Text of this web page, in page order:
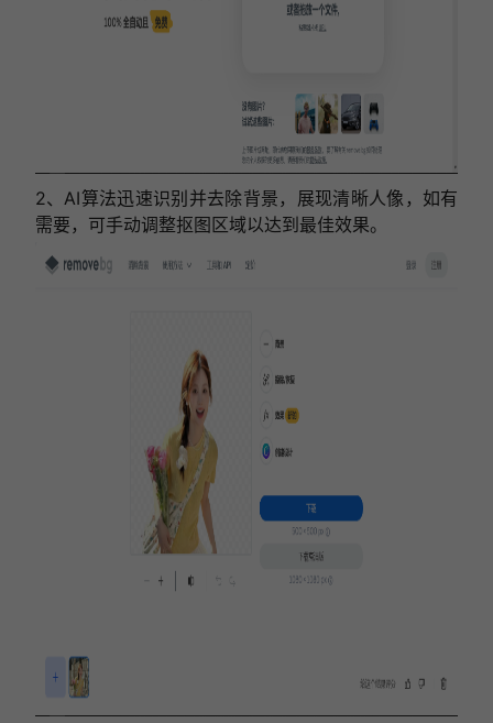
2、AI算法迅速识别并去除背景，展现清晰人像，如有
需要，可手动调整抠图区域以达到最佳效果。